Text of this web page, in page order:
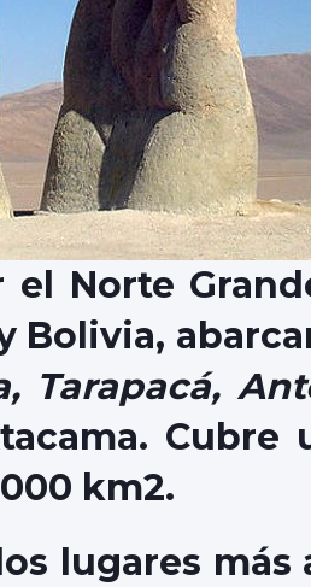
Norte
Bolivia,
Tarapacá,
Cubre
km2.
más